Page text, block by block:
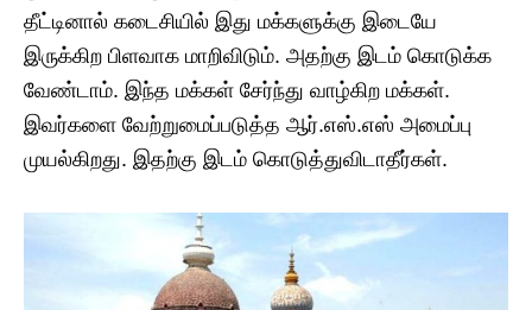
தீட்டினால் கடைசியில் இது மக்களுக்கு இடையே
இருக்கிற பிளவாக மாறிவிடும். அதற்கு இடம் கொடுக்க
வேண்டாம். இந்த மக்கள் சேர்ந்து வாழ்கிற மக்கள்.
இவர்களை வேற்றுமைப்படுத்த ஆர்.எஸ்.எஸ் அமைப்பு
முயல்கிறது. இதற்கு இடம் கொடுத்துவிடாதீர்கள்.